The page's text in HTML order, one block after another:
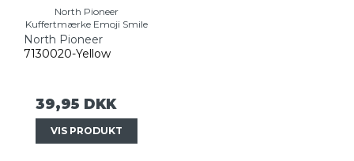
North Pioneer
Kuffertmærke Emoji Smile
North Pioneer
7130020-Yellow
39,95 DKK
VIS PRODUKT